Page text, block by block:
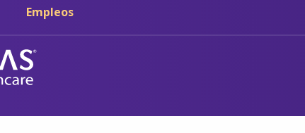
Ir al contenido principal
Ir a navegación
Empleos